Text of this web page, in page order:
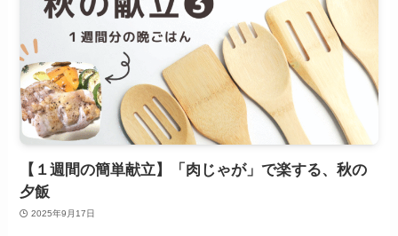
【１週間の簡単献立】「肉じゃが」で楽する、秋の
夕飯
2025年9月17日